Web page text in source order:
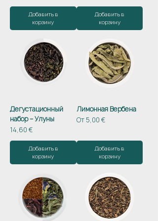
Добавить в
корзину
Добавить в
корзину
Дегустационный
набор – Улуны
Цена
14,60 €
Добавить в
корзину
Лимонная Вербена
От5,00 €
Цена со скидкой
Добавить в
корзину